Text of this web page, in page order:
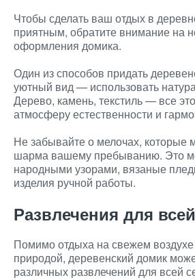
Чтобы сделать ваш отдых в
приятным, обратите внимание на
оформления домика.
Один из способов придать
уютный вид — использовать
Дерево, камень, текстиль — все
атмосферу естественности и
Не забывайте о мелочах, которые
шарма вашему пребыванию. Это
народными узорами, вязаные
изделия ручной работы.
Развлечения для
Помимо отдыха на свежем
природой, деревенский домик
различных развлечений для всей